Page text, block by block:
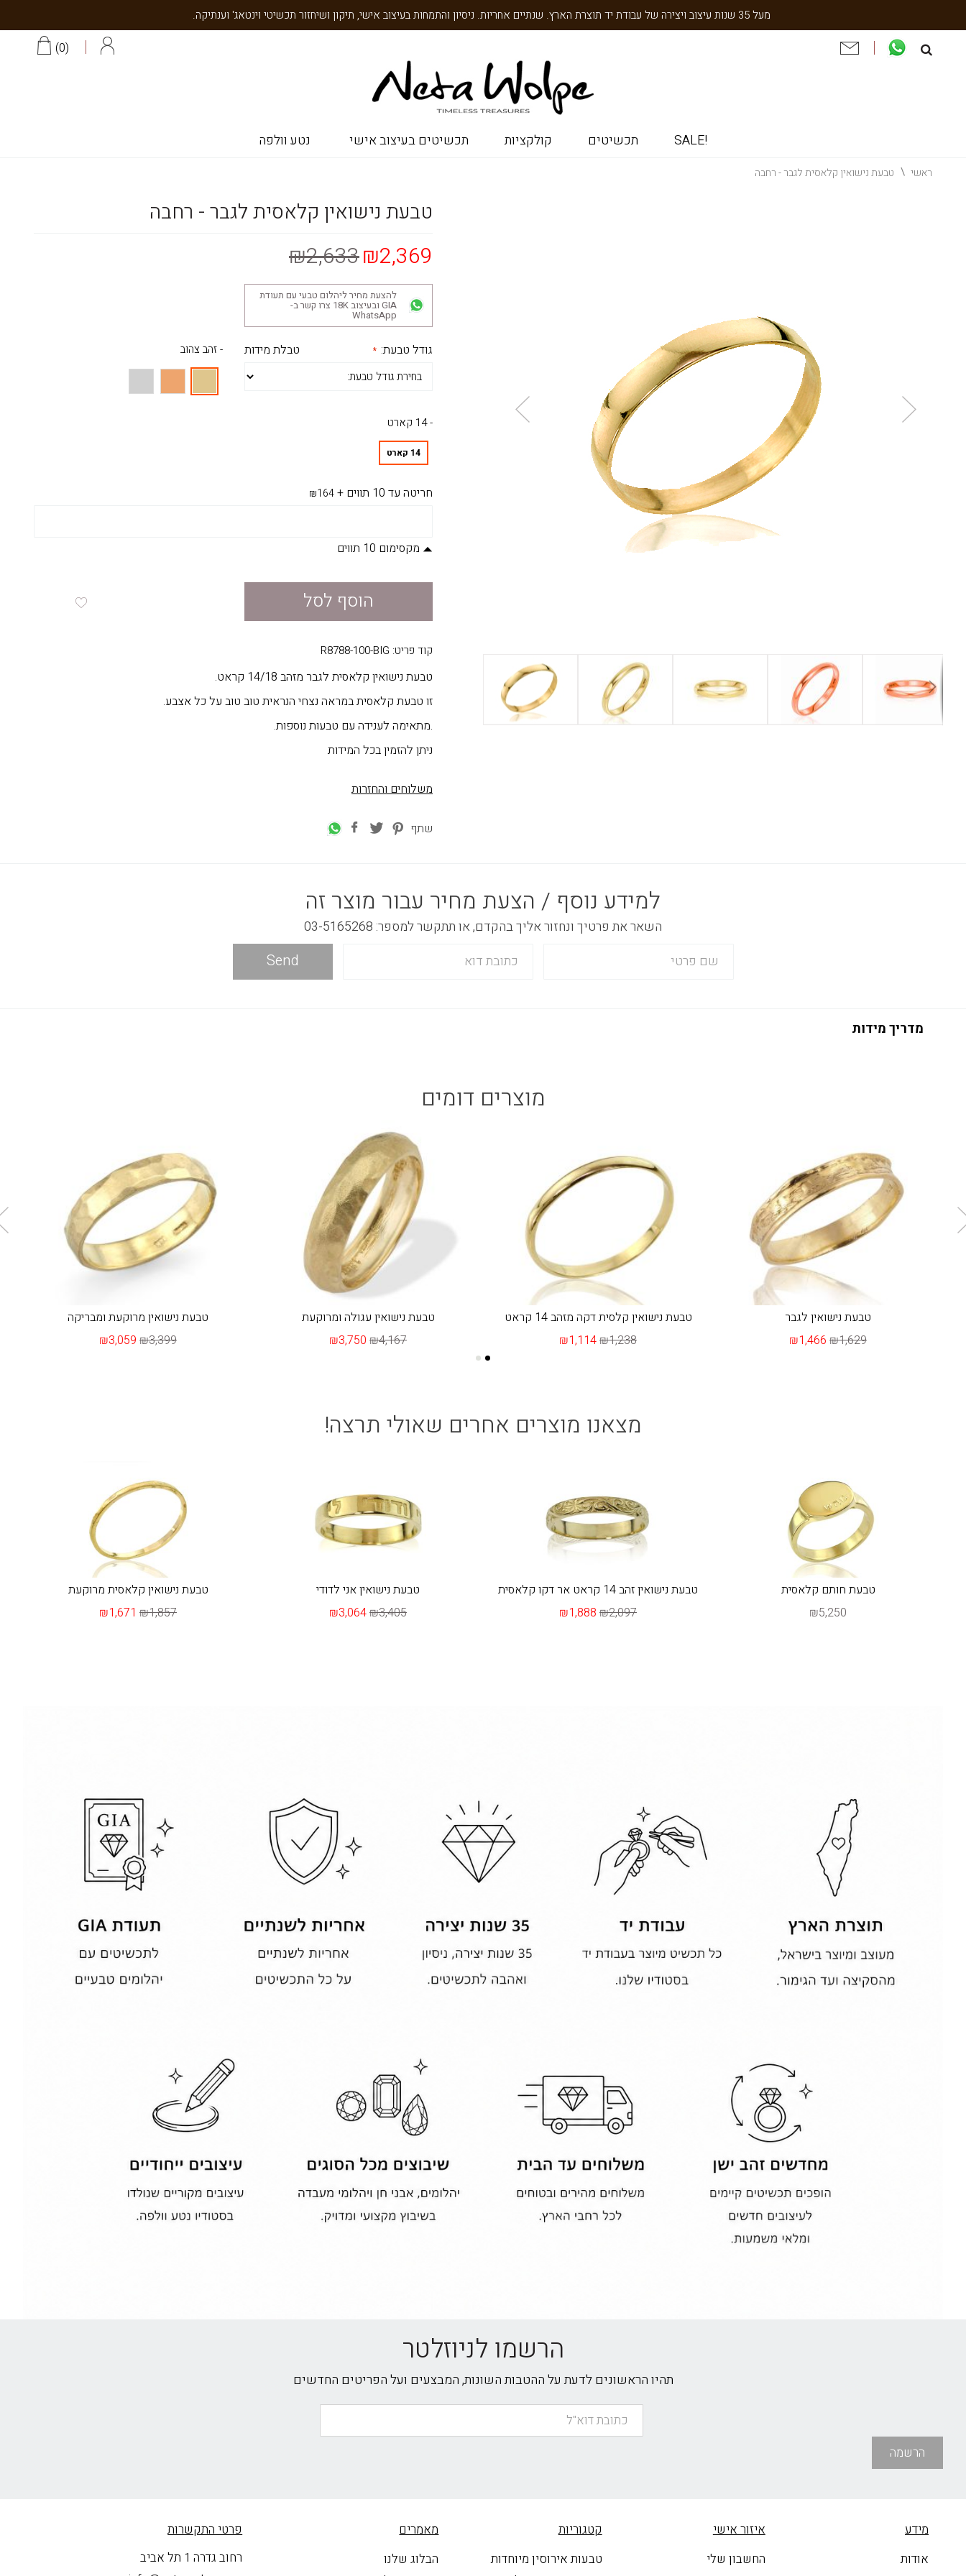
מעל 35 שנות עיצוב ויצירה של עבודת יד תוצרת הארץ. שנתיים אחריות. ניסיון והתמחות בעיצוב אישי, תיקון ושיחזור תכשיטי וינטאג' וענתיקה.
0
!SALE תכשיטים קולקציות תכשיטים בעיצוב אישי נטע וולפה
ראשי טבעת נישואין קלאסית לגבר - רחבה
טבעת נישואין קלאסית לגבר - רחבה
₪2,369
₪2,633
להצעת מחיר ליהלום טבעי עם תעודת
GIA ובעיצוב 18K צרו קשר ב-
WhatsApp
טבלת מידות גודל טבעת: - זהב צהוב
- 14 קארט
14 קארט
חריטה עד 10 תווים +
₪164
מקסימום 10 תווים
הוסף לסל
קוד פריט: R8788-100-BIG
טבעת נישואין קלאסית לגבר מזהב 14/18 קראט.
זו טבעת קלאסית במראה נצחי הנראית טוב טוב על כל אצבע.
.מתאימה לענידה עם טבעות נוספות.
ניתן להזמין בכל המידות
משלוחים והחזרות
שתף
למידע נוסף / הצעת מחיר עבור מוצר זה
השאר את פרטיך ונחזור אליך בהקדם, או תתקשר למספר: 03-5165268
Send
מדריך מידות
מוצרים דומים
טבעת נישואין לגבר
₪1,466 ₪1,629
טבעת נישואין קלסית דקה מזהב 14 קראט
₪1,114₪1,238
טבעת נישואין עגולה ומרוקעת
₪3,750 ₪4,167
טבעת נישואין מרוקעת ומבריקה
₪3,059 ₪3,399
מצאנו מוצרים אחרים שאולי תרצה!
טבעת חותם קלאסית
₪5,250
טבעת נישואין זהב 14 קראט אר דקו קלאסית
₪1,888 ₪2,097
טבעת נישואין אני לדודי
₪3,064₪3,405
טבעת נישואין קלאסית מרוקעת
₪1,671 ₪1,857
הרשמו לניוזלטר
תהיו הראשונים לדעת על ההטבות השונות, המבצעים ועל הפריטים החדשים
הרשמה
מידע
אודות
איזור אישי
החשבון שלי
קטגוריות
טבעות אירוסין מיוחדות
מאמרים
הבלוג שלנו
פרטי התקשרות
רחוב גדרה 1 תל אביב